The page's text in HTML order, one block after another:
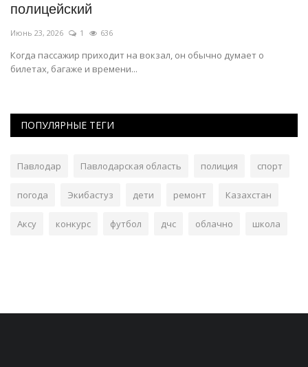
полицейский
Июнь 23, 2026 1 636
Когда пассажир приходит на вокзал, он обычно думает о
билетах, багаже и времени...
ПОПУЛЯРНЫЕ ТЕГИ
Павлодар Павлодарская область полиция спорт
погода Экибастуз дети ремонт Казахстан
Аксу конкурс футбол дчс облачно школа